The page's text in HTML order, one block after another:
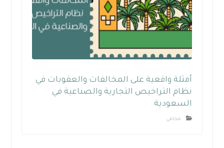
أمثلة واقعية على المخالفات والعقوبات في
نظام التراخيص التجارية والصناعية في
السعودية
محامي